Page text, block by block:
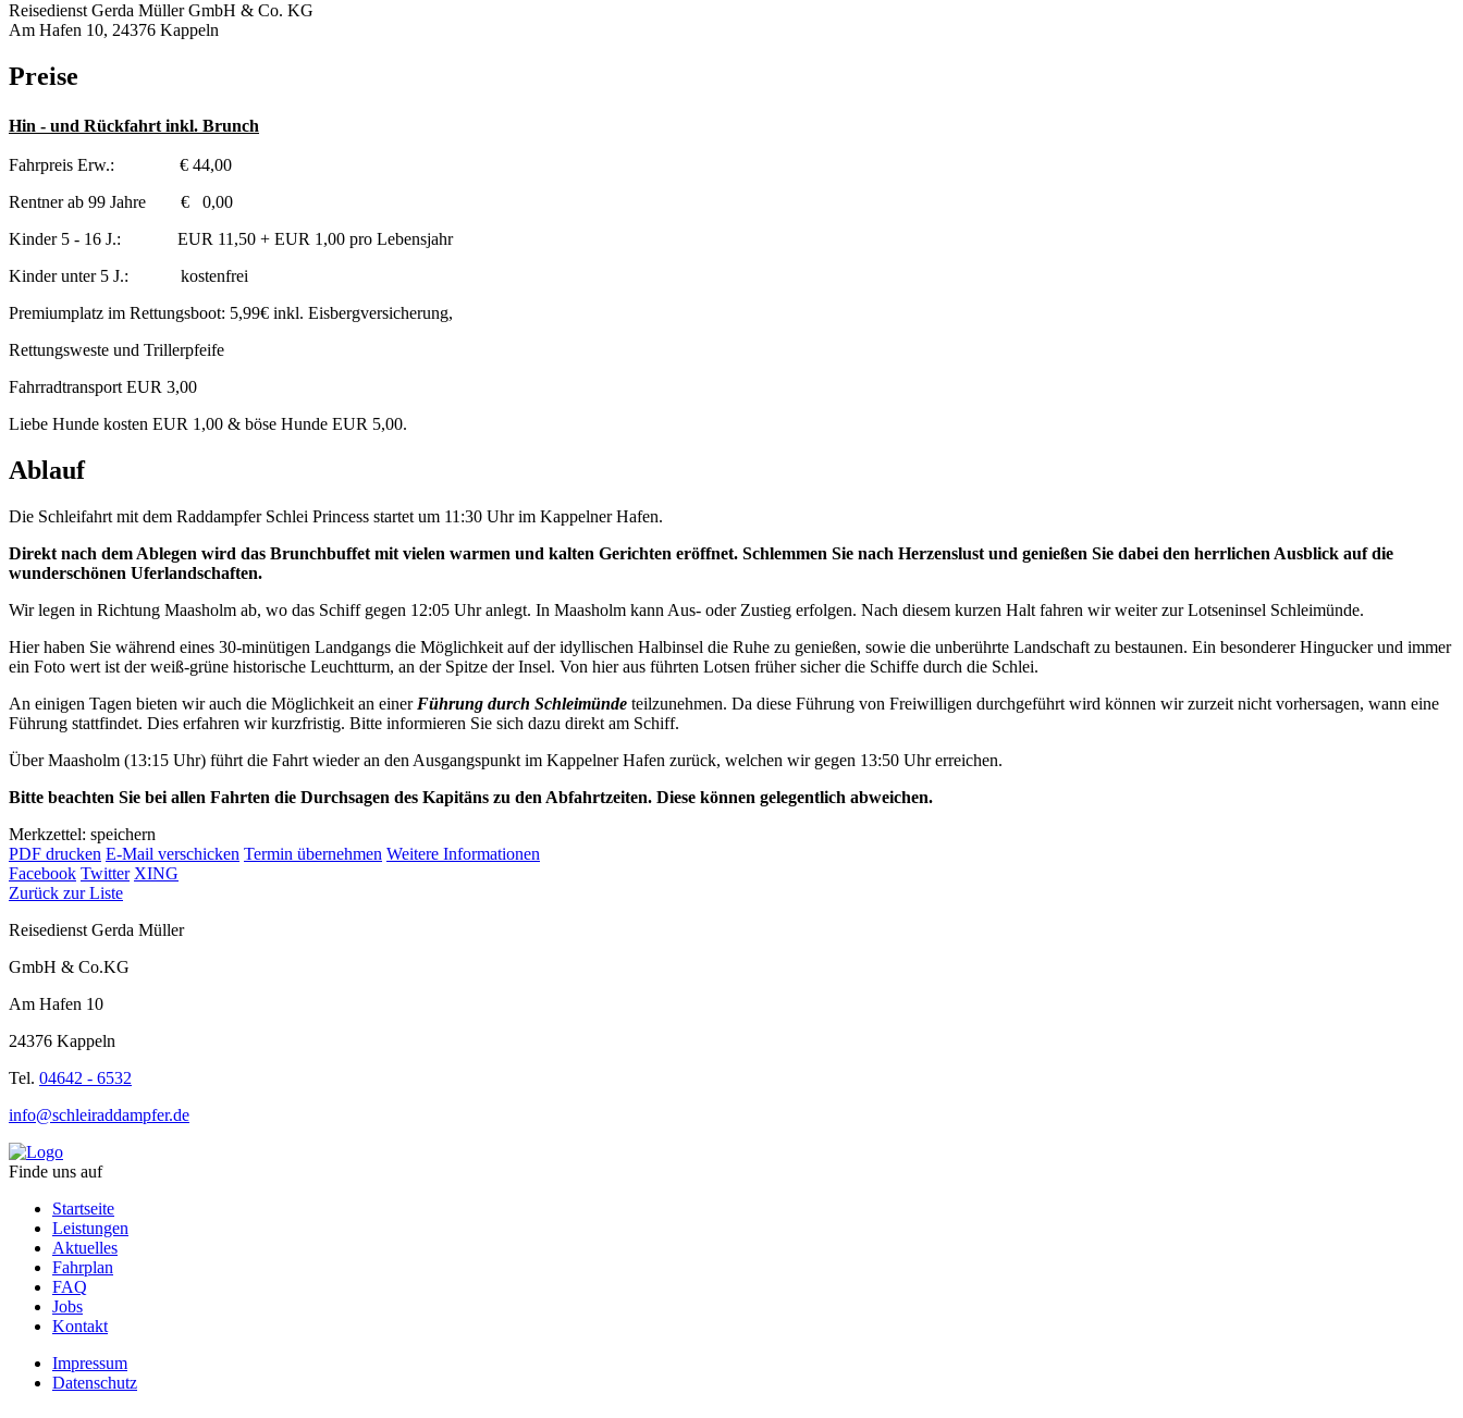
Reisedienst Gerda Müller GmbH & Co. KG
Am Hafen 10, 24376 Kappeln
Preise
Hin - und Rückfahrt inkl. Brunch
Fahrpreis Erw.: € 44,00
Rentner ab 99 Jahre € 0,00
Kinder 5 - 16 J.: EUR 11,50 + EUR 1,00 pro Lebensjahr
Kinder unter 5 J.: kostenfrei
Premiumplatz im Rettungsboot: 5,99€ inkl. Eisbergversicherung,
Rettungsweste und Trillerpfeife
Fahrradtransport EUR 3,00
Liebe Hunde kosten EUR 1,00 & böse Hunde EUR 5,00.
Ablauf
Die Schleifahrt mit dem Raddampfer Schlei Princess startet um 11:30 Uhr im Kappelner Hafen.
Direkt nach dem Ablegen wird das Brunchbuffet mit vielen warmen und kalten Gerichten eröffnet. Schlemmen Sie nach Herzenslust und genießen Sie dabei den herrlichen Ausblick auf die
wunderschönen Uferlandschaften.
Wir legen in Richtung Maasholm ab, wo das Schiff gegen 12:05 Uhr anlegt. In Maasholm kann Aus- oder Zustieg erfolgen. Nach diesem kurzen Halt fahren wir weiter zur Lotseninsel Schleimünde.
Hier haben Sie während eines 30-minütigen Landgangs die Möglichkeit auf der idyllischen Halbinsel die Ruhe zu genießen, sowie die unberührte Landschaft zu bestaunen. Ein besonderer Hingucker und immer
ein Foto wert ist der weiß-grüne historische Leuchtturm, an der Spitze der Insel. Von hier aus führten Lotsen früher sicher die Schiffe durch die Schlei.
An einigen Tagen bieten wir auch die Möglichkeit an einer Führung durch Schleimünde teilzunehmen. Da diese Führung von Freiwilligen durchgeführt wird können wir zurzeit nicht vorhersagen, wann eine
Führung stattfindet. Dies erfahren wir kurzfristig. Bitte informieren Sie sich dazu direkt am Schiff.
Über Maasholm (13:15 Uhr) führt die Fahrt wieder an den Ausgangspunkt im Kappelner Hafen zurück, welchen wir gegen 13:50 Uhr erreichen.
Bitte beachten Sie bei allen Fahrten die Durchsagen des Kapitäns zu den Abfahrtzeiten. Diese können gelegentlich abweichen.
Merkzettel: speichern
PDF drucken E-Mail verschicken Termin übernehmen Weitere Informationen
Facebook Twitter XING
Zurück zur Liste
Reisedienst Gerda Müller
GmbH & Co.KG
Am Hafen 10
24376 Kappeln
Tel. 04642 - 6532
info@schleiraddampfer.de
Finde uns auf
Startseite
Leistungen
Aktuelles
Fahrplan
FAQ
Jobs
Kontakt
Impressum
Datenschutz